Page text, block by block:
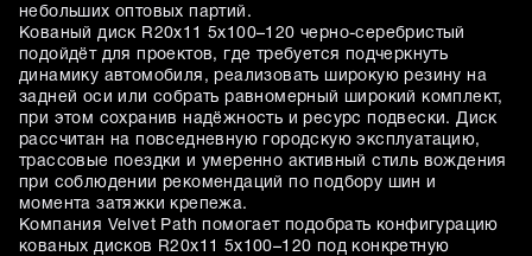
небольших оптовых партий.
Кованый диск R20x11 5x100–120 черно-серебристый
подойдёт для проектов, где требуется подчеркнуть
динамику автомобиля, реализовать широкую резину на
задней оси или собрать равномерный широкий комплект,
при этом сохранив надёжность и ресурс подвески. Диск
рассчитан на повседневную городскую эксплуатацию,
трассовые поездки и умеренно активный стиль вождения
при соблюдении рекомендаций по подбору шин и
момента затяжки крепежа.
Компания Velvet Path помогает подобрать конфигурацию
кованых дисков R20x11 5x100–120 под конкретную